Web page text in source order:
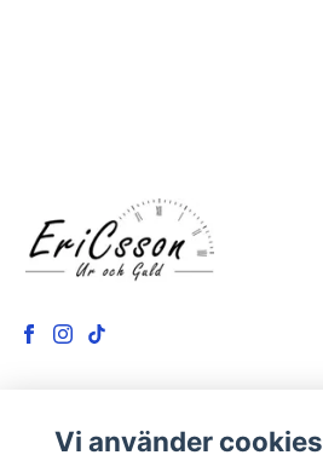
LÄS MER
Vi använder cookies